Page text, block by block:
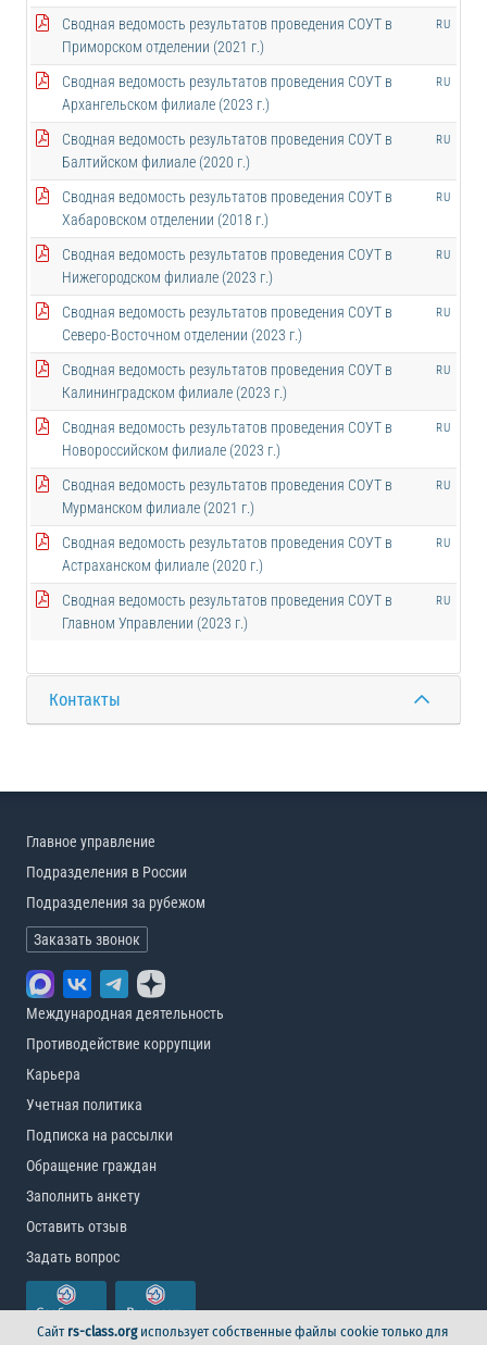
Сводная ведомость результатов проведения СОУТ в
Приморском отделении (2021 г.)
RU
Сводная ведомость результатов проведения СОУТ в
Архангельском филиале (2023 г.)
RU
Сводная ведомость результатов проведения СОУТ в
Балтийском филиале (2020 г.)
RU
Сводная ведомость результатов проведения СОУТ в
Хабаровском отделении (2018 г.)
RU
Сводная ведомость результатов проведения СОУТ в
Нижегородском филиале (2023 г.)
RU
Сводная ведомость результатов проведения СОУТ в
Северо-Восточном отделении (2023 г.)
RU
Сводная ведомость результатов проведения СОУТ в
Калининградском филиале (2023 г.)
RU
Сводная ведомость результатов проведения СОУТ в
Новороссийском филиале (2023 г.)
RU
Сводная ведомость результатов проведения СОУТ в
Мурманском филиале (2021 г.)
RU
Сводная ведомость результатов проведения СОУТ в
Астраханском филиале (2020 г.)
RU
Сводная ведомость результатов проведения СОУТ в
Главном Управлении (2023 г.)
RU
Контакты
Главное управление
Подразделения в России
Подразделения за рубежом
Заказать звонок
Международная деятельность
Противодействие коррупции
Карьера
Учетная политика
Подписка на рассылки
Обращение граждан
Заполнить анкету
Оставить отзыв
Задать вопрос
Сайт rs-class.orgиспользует собственные файлы cookie только для